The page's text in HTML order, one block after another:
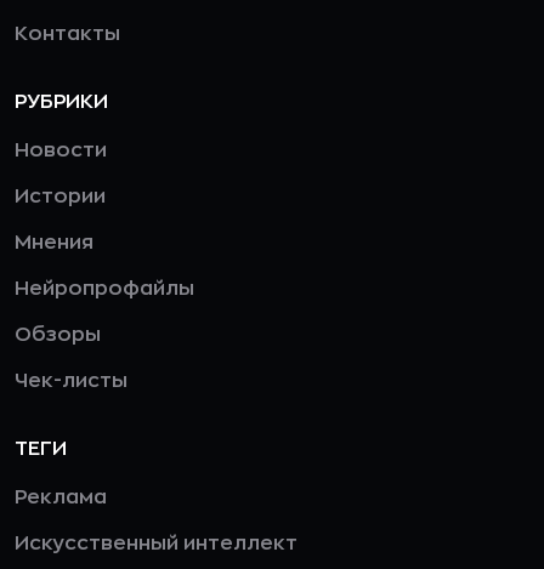
Контакты
РУБРИКИ
Новости
Истории
Мнения
Нейропрофайлы
Обзоры
Чек-листы
ТЕГИ
Реклама
Искусственный интеллект